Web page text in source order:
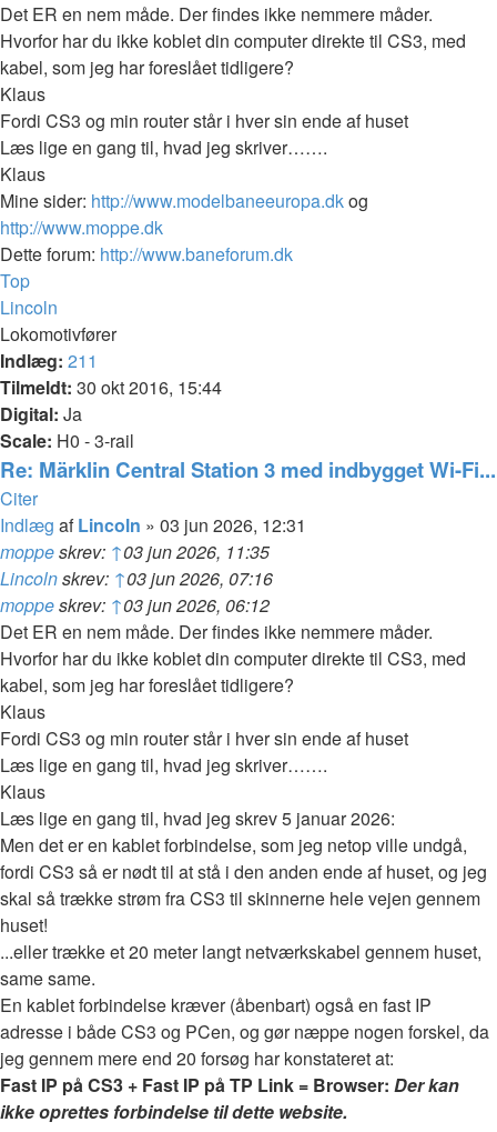
Det ER en nem måde. Der findes ikke nemmere måder.
Hvorfor har du ikke koblet din computer direkte til CS3, med
kabel, som jeg har foreslået tidligere?
Klaus
Fordi CS3 og min router står i hver sin ende af huset
Læs lige en gang til, hvad jeg skriver…….
Klaus
Mine sider: http://www.modelbaneeuropa.dkog
http://www.moppe.dk
Dette forum: http://www.baneforum.dk
Top
Lincoln
Lokomotivfører
Indlæg: 211
Tilmeldt: 30 okt 2016, 15:44
Digital: Ja
Scale: H0 - 3-rail
Re: Märklin Central Station 3 med indbygget Wi-Fi...
Citer
Indlæg afLincoln » 03 jun 2026, 12:31
moppeskrev: ↑03 jun 2026, 11:35
Lincolnskrev: ↑03 jun 2026, 07:16
moppeskrev: ↑03 jun 2026, 06:12
Det ER en nem måde. Der findes ikke nemmere måder.
Hvorfor har du ikke koblet din computer direkte til CS3, med
kabel, som jeg har foreslået tidligere?
Klaus
Fordi CS3 og min router står i hver sin ende af huset
Læs lige en gang til, hvad jeg skriver…….
Klaus
Læs lige en gang til, hvad jeg skrev 5 januar 2026:
Men det er en kablet forbindelse, som jeg netop ville undgå,
fordi CS3 så er nødt til at stå i den anden ende af huset, og jeg
skal så trække strøm fra CS3 til skinnerne hele vejen gennem
huset!
...eller trække et 20 meter langt netværkskabel gennem huset,
same same.
En kablet forbindelse kræver (åbenbart) også en fast IP
adresse i både CS3 og PCen, og gør næppe nogen forskel, da
jeg gennem mere end 20 forsøg har konstateret at:
Fast IP på CS3 + Fast IP på TP Link = Browser: Der kan
ikke oprettes forbindelse til dette website.